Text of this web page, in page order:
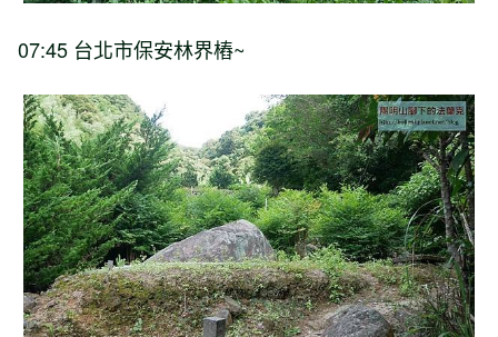
07:45 台北市保安林界樁~